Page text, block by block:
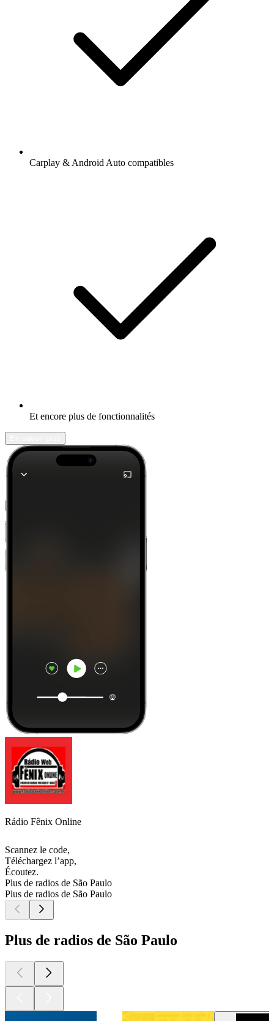
Carplay & Android Auto compatibles
Et encore plus de fonctionnalités
Rádio Fênix Online
Scannez le code,
Téléchargez l’app,
Écoutez.
Plus de radios de São Paulo
Plus de radios de São Paulo
Plus de radios de São Paulo